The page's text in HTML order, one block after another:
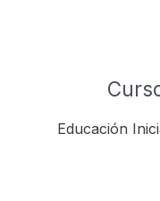
Educación